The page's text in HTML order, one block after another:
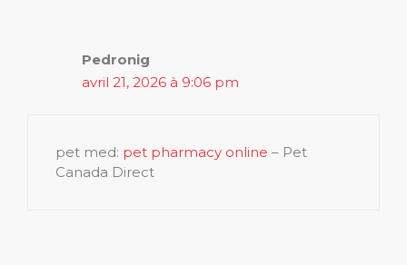
Pedronig
avril 21, 2026 à 9:06 pm
pet med: pet pharmacy online – Pet
Canada Direct